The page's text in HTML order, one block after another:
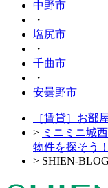
中野市
・
塩尻市
・
千曲市
・
安曇野市
［賃貸］お部
> ミニミニ城
物件を探そう！
> SHIEN-